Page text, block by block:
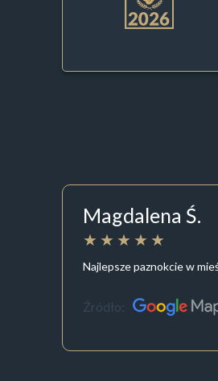
Magdalena Ś.
Najlepsze paznokcie w
Źródło: